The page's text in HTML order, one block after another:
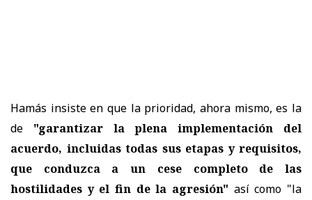
Hamás insiste en que la prioridad, ahora mismo, es la
de "garantizar la plena implementación del
acuerdo, incluidas todas sus etapas y requisitos,
que conduzca a un cese completo de las
hostilidades y el fin de la agresión" así como "la